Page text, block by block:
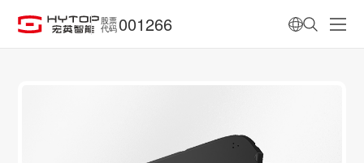
股票
代码 001266